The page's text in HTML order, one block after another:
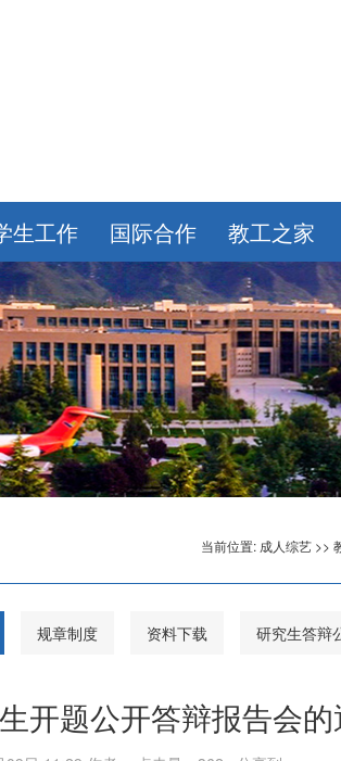
生工作 国际合作 教工之家
当前位置: 成人综艺 >>
规章制度 资料下载 研究生答辩
开题公开答辩报告会的